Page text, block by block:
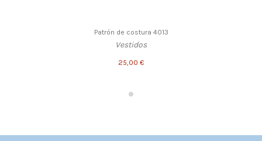
Patrón de costura 4013
Vestidos
25,00 €